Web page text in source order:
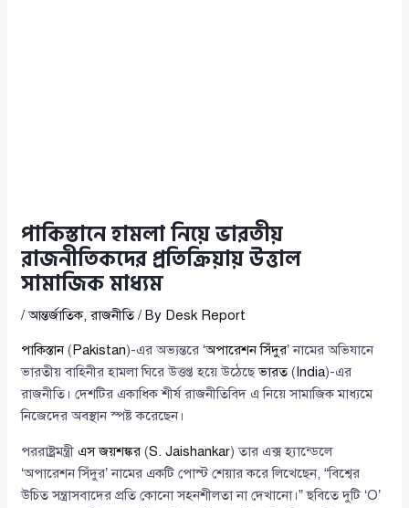
পাকিস্তানে হামলা নিয়ে ভারতীয়
রাজনীতিকদের প্রতিক্রিয়ায় উত্তাল
সামাজিক মাধ্যম
/আন্তর্জাতিক,রাজনীতি/ By Desk Report
পাকিস্তান(Pakistan)-এর অভ্যন্তরে ‘অপারেশন সিঁদুর’ নামের অভিযানে
ভারতীয় বাহিনীর হামলা ঘিরে উত্তপ্ত হয়ে উঠেছেভারত(India)-এর
রাজনীতি। দেশটির একাধিক শীর্ষ রাজনীতিবিদ এ নিয়ে সামাজিক মাধ্যমে
নিজেদের অবস্থান স্পষ্ট করেছেন।
পররাষ্ট্রমন্ত্রীএস জয়শঙ্কর (S. Jaishankar) তার এক্স হ্যান্ডেলে
‘অপারেশন সিঁদুর’ নামের একটি পোস্ট শেয়ার করে লিখেছেন, “বিশ্বের
উচিত সন্ত্রাসবাদের প্রতি কোনো সহনশীলতা না দেখানো।” ছবিতে দুটি ‘O’